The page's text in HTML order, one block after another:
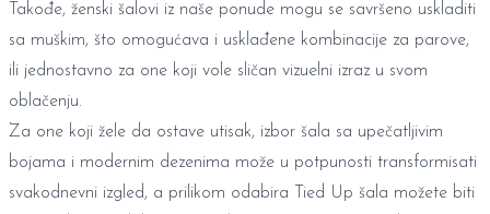
Takođe, ženski šalovi iz naše ponude mogu se savršeno uskladiti
sa muškim, što omogućava i usklađene kombinacije za parove,
ili jednostavno za one koji vole sličan vizuelni izraz u svom
oblačenju.
Za one koji žele da ostave utisak, izbor šala sa upečatljivim
bojama i modernim dezenima može u potpunosti transformisati
svakodnevni izgled, a prilikom odabira Tied Up šala možete biti